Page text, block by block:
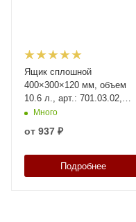
Ящик сплошной
400×300×120 мм, объем
10.6 л., арт.: 701.03.02,
натуральный, код: 18590
Много
от 937 ₽
Подробнее